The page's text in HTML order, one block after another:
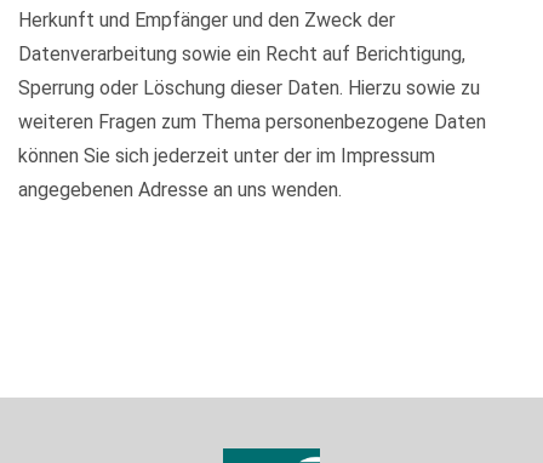
Herkunft und Empfänger und den Zweck der
Datenverarbeitung sowie ein Recht auf Berichtigung,
Sperrung oder Löschung dieser Daten. Hierzu sowie zu
weiteren Fragen zum Thema personenbezogene Daten
können Sie sich jederzeit unter der im Impressum
angegebenen Adresse an uns wenden.